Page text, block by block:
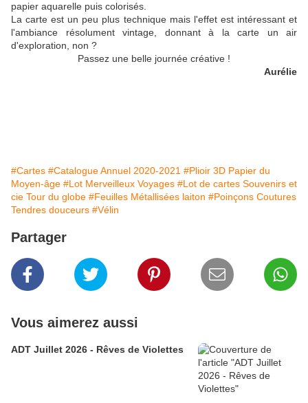
papier aquarelle puis colorisés.
La carte est un peu plus technique mais l'effet est intéressant et
l'ambiance résolument vintage, donnant à la carte un air
d'exploration, non ?
Passez une belle journée créative !
Aurélie
#Cartes #Catalogue Annuel 2020-2021 #Plioir 3D Papier du
Moyen-âge #Lot Merveilleux Voyages #Lot de cartes Souvenirs et
cie Tour du globe #Feuilles Métallisées laiton #Poinçons Coutures
Tendres douceurs #Vélin
Partager
Vous aimerez aussi
ADT Juillet 2026 - Rêves de Violettes